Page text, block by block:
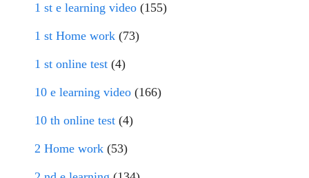
1 st e learning video (155)
1 st Home work (73)
1 st online test (4)
10 e learning video (166)
10 th online test (4)
2 Home work (53)